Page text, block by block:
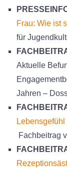
Frau: Wie ist
für
Aktuelle
Jahren –
Fachbeitrag